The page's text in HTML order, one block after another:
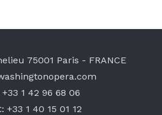
75001 Paris - FRANCE
+33 1 42 96 68 06
+33 1 40 15 01 12